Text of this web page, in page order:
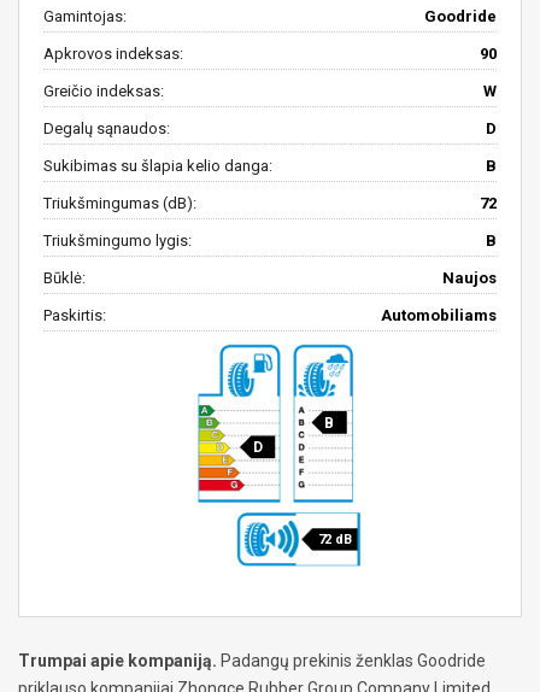
Gamintojas: Goodride
Apkrovos indeksas: 90
Greičio indeksas: W
Degalų sąnaudos: D
Sukibimas su šlapia kelio danga: B
Triukšmingumas (dB): 72
Triukšmingumo lygis: B
Būklė: Naujos
Paskirtis: Automobiliams
D
B
72 dB
Trumpai apie kompaniją. Padangų prekinis ženklas Goodride
priklauso kompanijai Zhongce Rubber Group Company Limited